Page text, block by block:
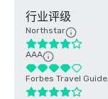
行业评级
Northstar
AAA
Forbes Travel Guide